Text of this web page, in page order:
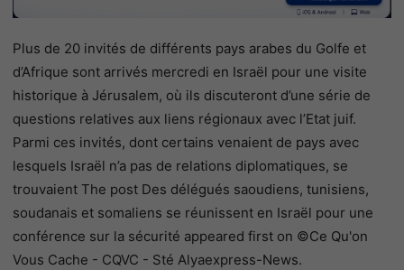
Plus de 20 invités de différents pays arabes du Golfe et
d’Afrique sont arrivés mercredi en Israël pour une visite
historique à Jérusalem, où ils discuteront d’une série de
questions relatives aux liens régionaux avec l’Etat juif.
Parmi ces invités, dont certains venaient de pays avec
lesquels Israël n’a pas de relations diplomatiques, se
trouvaient The post Des délégués saoudiens, tunisiens,
soudanais et somaliens se réunissent en Israël pour une
conférence sur la sécurité appeared first on ©Ce Qu'on
Vous Cache - CQVC - Sté Alyaexpress-News.